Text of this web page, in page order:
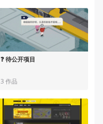
❓ 待公开项目
3 作品